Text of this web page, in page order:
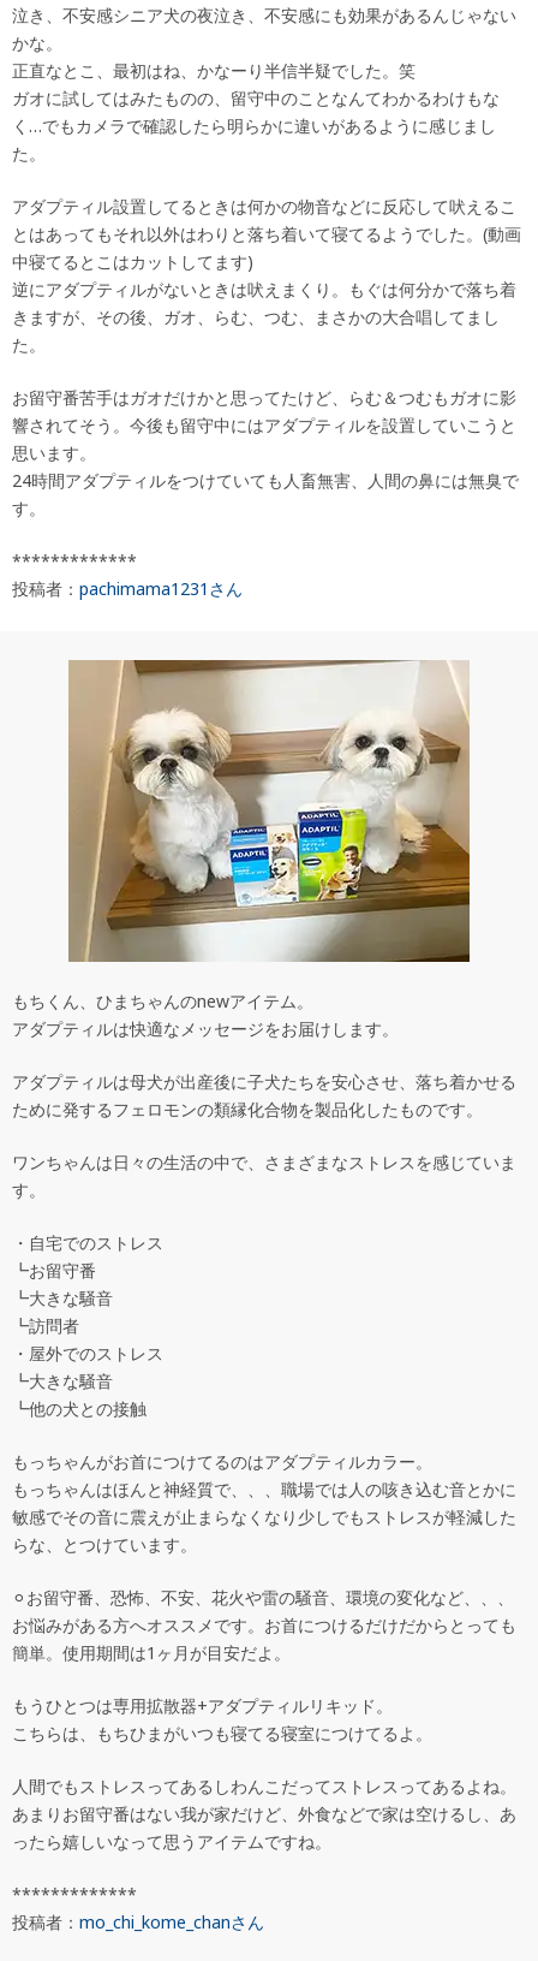
検
索
泣き、不安感シニア犬の夜泣き、不安感にも効果があるんじゃない
かな。
正直なとこ、最初はね、かなーり半信半疑でした。笑
ガオに試してはみたものの、留守中のことなんてわかるわけもな
く…でもカメラで確認したら明らかに違いがあるように感じまし
た。
アダプティル設置してるときは何かの物音などに反応して吠えるこ
とはあってもそれ以外はわりと落ち着いて寝てるようでした。(動画
中寝てるとこはカットしてます)
逆にアダプティルがないときは吠えまくり。もぐは何分かで落ち着
きますが、その後、ガオ、らむ、つむ、まさかの大合唱してまし
た。
お留守番苦手はガオだけかと思ってたけど、らむ＆つむもガオに影
響されてそう。今後も留守中にはアダプティルを設置していこうと
思います。
24時間アダプティルをつけていても人畜無害、人間の鼻には無臭で
す。
*************
投稿者： pachimama1231さん
もちくん、ひまちゃんのnewアイテム。
アダプティルは快適なメッセージをお届けします。
アダプティルは母犬が出産後に子犬たちを安心させ、落ち着かせる
ために発するフェロモンの類縁化合物を製品化したものです。
ワンちゃんは日々の生活の中で、さまざまなストレスを感じていま
す。
・自宅でのストレス
┗お留守番
┗大きな騒音
┗訪問者
・屋外でのストレス
┗大きな騒音
┗他の犬との接触
もっちゃんがお首につけてるのはアダプティルカラー。
もっちゃんはほんと神経質で、、、職場では人の咳き込む音とかに
敏感でその音に震えが止まらなくなり少しでもストレスが軽減した
らな、とつけています。
⚪︎お留守番、恐怖、不安、花火や雷の騒音、環境の変化など、、、
お悩みがある方へオススメです。お首につけるだけだからとっても
簡単。使用期間は1ヶ月が目安だよ。
もうひとつは専用拡散器+アダプティルリキッド。
こちらは、もちひまがいつも寝てる寝室につけてるよ。
人間でもストレスってあるしわんこだってストレスってあるよね。
あまりお留守番はない我が家だけど、外食などで家は空けるし、あ
ったら嬉しいなって思うアイテムですね。
*************
投稿者： mo_chi_kome_chanさん